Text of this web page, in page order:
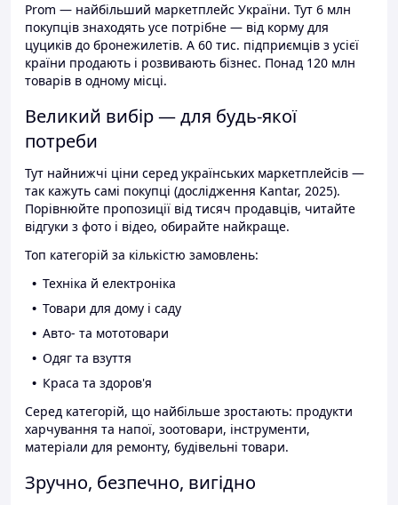
Prom — найбільший маркетплейс України. Тут 6 млн
покупців знаходять усе потрібне — від корму для
цуциків до бронежилетів. А 60 тис. підприємців з усієї
країни продають і розвивають бізнес. Понад 120 млн
товарів в одному місці.
Великий вибір — для будь-якої
потреби
Тут найнижчі ціни серед українських маркетплейсів —
так кажуть самі покупці (дослідження Kantar, 2025).
Порівнюйте пропозиції від тисяч продавців, читайте
відгуки з фото і відео, обирайте найкраще.
Топ категорій за кількістю замовлень:
Техніка й електроніка
Товари для дому і саду
Авто- та мототовари
Одяг та взуття
Краса та здоров'я
Серед категорій, що найбільше зростають: продукти
харчування та напої, зоотовари, інструменти,
матеріали для ремонту, будівельні товари.
Зручно, безпечно, вигідно